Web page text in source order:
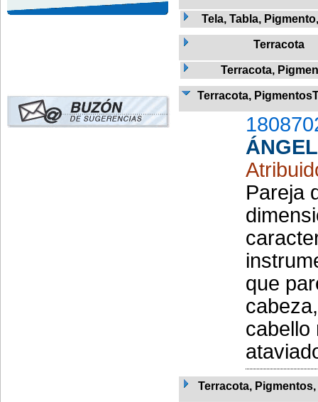
Tela, Tabla,
Terracota
Terracota,
Terracota,
Pareja
que
cabello
Terracota,